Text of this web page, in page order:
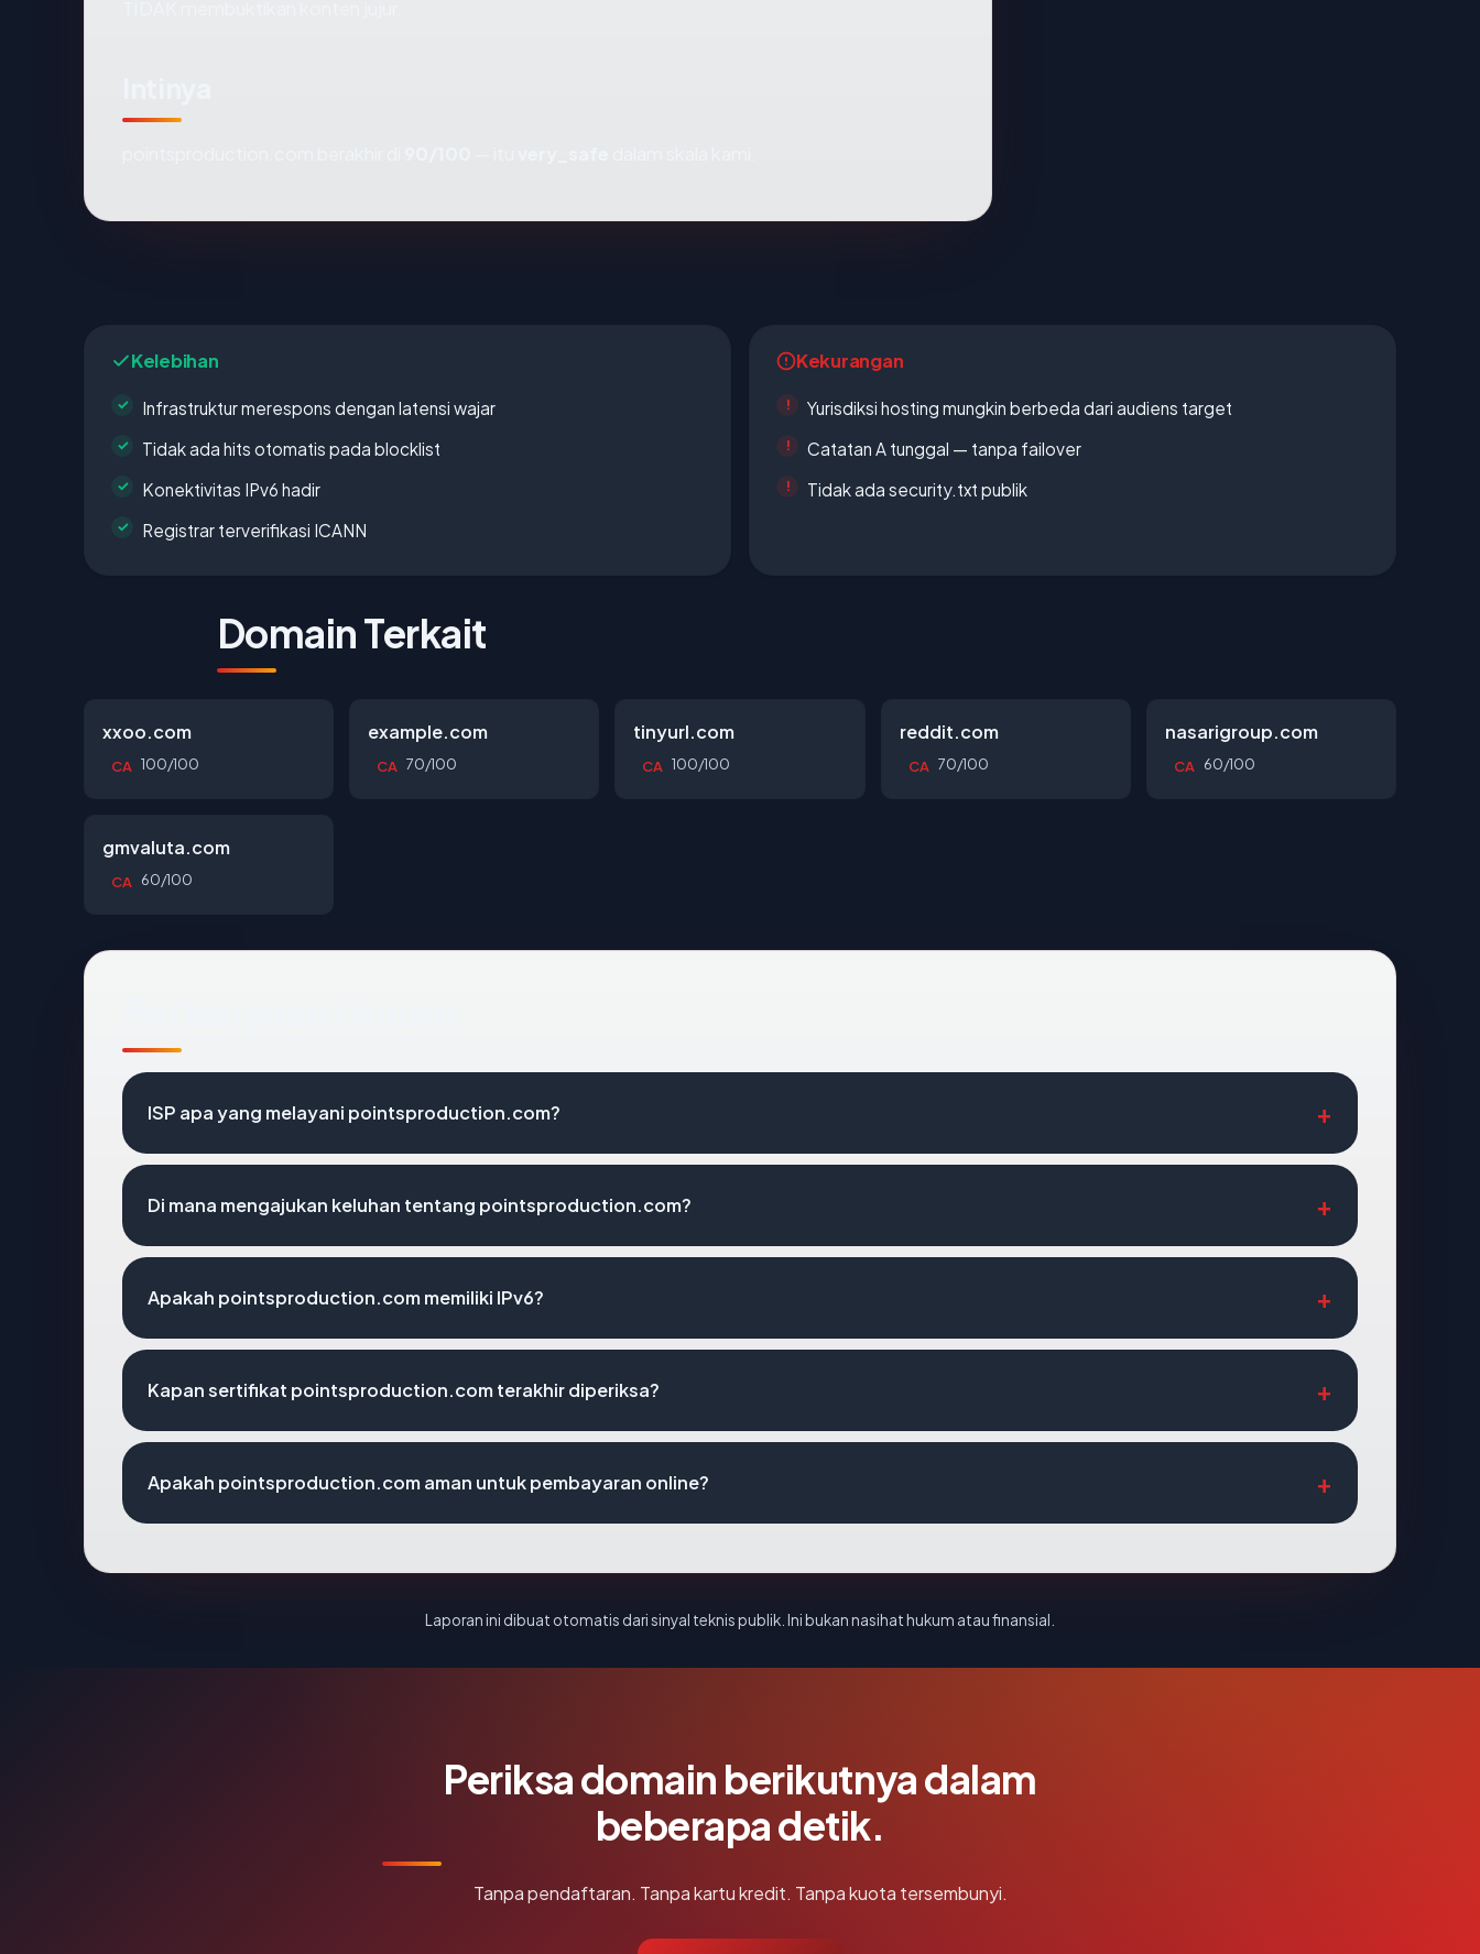
Kelebihan
Infrastruktur merespons dengan latensi wajar
Tidak ada hits otomatis pada blocklist
Konektivitas IPv6 hadir
Registrar terverifikasi ICANN
Kekurangan
Yurisdiksi hosting mungkin berbeda dari audiens target
Catatan A tunggal — tanpa failover
Tidak ada security.txt publik
Domain Terkait
xxoo.com
CA 100/100
example.com
CA 70/100
tinyurl.com
CA 100/100
reddit.com
CA 70/100
nasarigroup.com
CA 60/100
gmvaluta.com
CA 60/100
ISP apa yang melayani pointsproduction.com?
Di mana mengajukan keluhan tentang pointsproduction.com?
Apakah pointsproduction.com memiliki IPv6?
Kapan sertifikat pointsproduction.com terakhir diperiksa?
Apakah pointsproduction.com aman untuk pembayaran online?
Laporan ini dibuat otomatis dari sinyal teknis publik. Ini bukan nasihat hukum atau finansial.
Periksa domain berikutnya dalam
beberapa detik.
Tanpa pendaftaran. Tanpa kartu kredit. Tanpa kuota tersembunyi.